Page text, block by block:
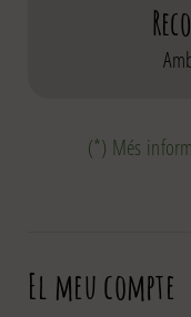
(*) Més
El meu compte